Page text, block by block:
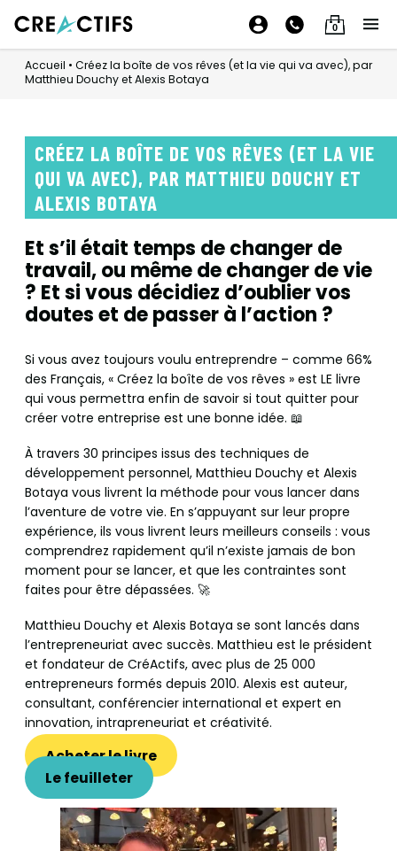
0
Accueil • Créez la boîte de vos rêves (et la vie qui va avec), par
Matthieu Douchy et Alexis Botaya
CRÉEZ LA BOÎTE DE VOS RÊVES (ET LA VIE
QUI VA AVEC), PAR MATTHIEU DOUCHY ET
ALEXIS BOTAYA
Et s’il était temps de changer de
travail, ou même de changer de vie
? Et si vous décidiez d’oublier vos
doutes et de passer à l’action ?
Si vous avez toujours voulu entreprendre – comme 66%
des Français, « Créez la boîte de vos rêves » est LE livre
qui vous permettra enfin de savoir si tout quitter pour
créer votre entreprise est une bonne idée. 📖
À travers 30 principes issus des techniques de
développement personnel, Matthieu Douchy et Alexis
Botaya vous livrent la méthode pour vous lancer dans
l’aventure de votre vie. En s’appuyant sur leur propre
expérience, ils vous livrent leurs meilleurs conseils : vous
comprendrez rapidement qu’il n’existe jamais de bon
moment pour se lancer, et que les contraintes sont
faites pour être dépassées. 🚀
Matthieu Douchy et Alexis Botaya se sont lancés dans
l’entrepreneuriat avec succès. Matthieu est le président
et fondateur de CréActifs, avec plus de 25 000
entrepreneurs formés depuis 2010. Alexis est auteur,
consultant, conférencier international et expert en
innovation, intrapreneuriat et créativité.
Acheter le livre
Le feuilleter